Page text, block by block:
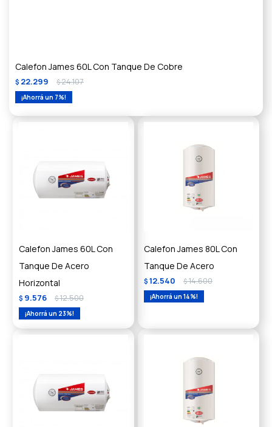
Calefon James 60L Con Tanque De Cobre
$ 22.299 $24.107
7
Calefon James 60L Con
Tanque De Acero
Horizontal
$ 9.576 $12.500
23
Calefon James 80L Con
Tanque De Acero
$ 12.540 $14.600
14